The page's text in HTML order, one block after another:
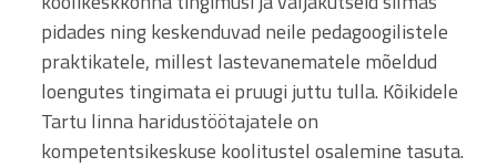
pidades ning keskenduvad neile pedagoogilistele
praktikatele, millest lastevanematele mõeldud
loengutes tingimata ei pruugi juttu tulla. Kõikidele
Tartu linna haridustöötajatele on
kompetentsikeskuse koolitustel osalemine tasuta.